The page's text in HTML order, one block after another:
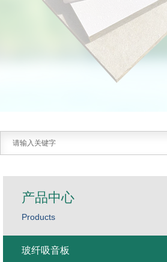
产品中心
Products
玻纤吸音板